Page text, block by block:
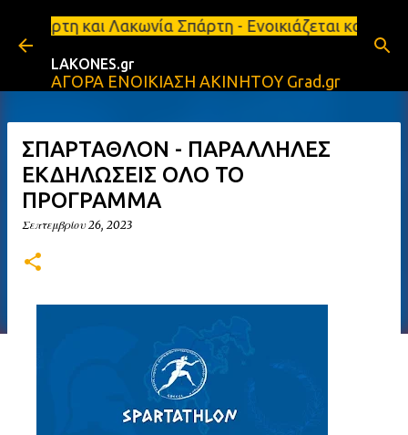
Μετάβαση στο κύριο περιεχόμενο
Σπάρτη - Ενοικιάζεται κατάστημα
LAKONES.gr
ΑΓΟΡΑ ΕΝΟΙΚΙΑΣΗ ΑΚΙΝΗΤΟΥ Grad.gr
ΣΠΑΡΤΑΘΛΟΝ - ΠΑΡΑΛΛΗΛΕΣ
ΕΚΔΗΛΩΣΕΙΣ ΟΛΟ ΤΟ
ΠΡΟΓΡΑΜΜΑ
Σεπτεμβρίου 26, 2023